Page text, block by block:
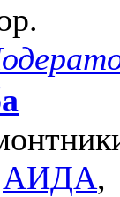
АИДА,